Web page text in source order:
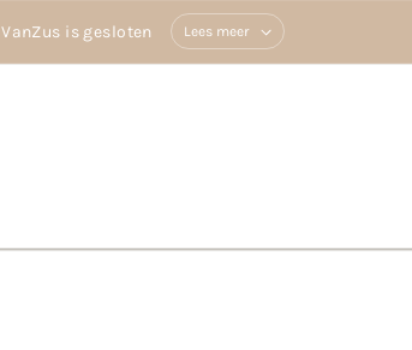
VanZus is gesloten Lees meer